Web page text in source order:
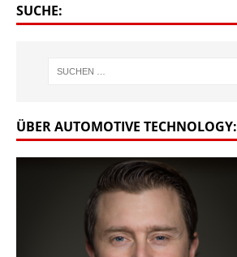
SUCHE:
ÜBER AUTOMOTIVE TECHNOLOGY: